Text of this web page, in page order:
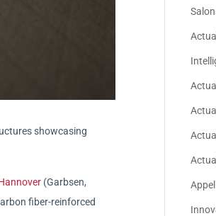
showcasing
(Garbsen,
fiber-reinforced